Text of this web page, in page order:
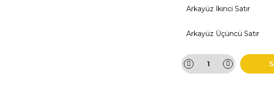
Arkayüz İkinci Satır
Arkayüz Üçüncü Satır